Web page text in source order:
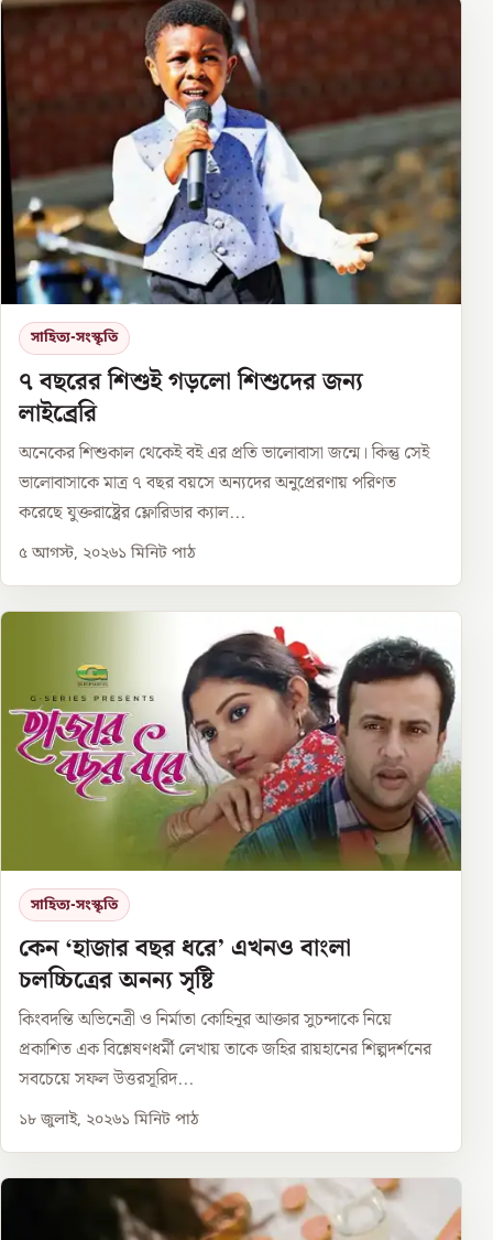
সাহিত্য-সংস্কৃতি
৭ বছরের শিশুই গড়লো শিশুদের জন্য
লাইব্রেরি
অনেকের শিশুকাল থেকেই বই এর প্রতি ভালোবাসা জন্মে। কিন্তু সেই
ভালোবাসাকে মাত্র ৭ বছর বয়সে অন্যদের অনুপ্রেরণায় পরিণত
করেছে যুক্তরাষ্ট্রের ফ্লোরিডার ক্যাল...
৫ আগস্ট, ২০২৬১ মিনিট পাঠ
সাহিত্য-সংস্কৃতি
কেন ‘হাজার বছর ধরে’ এখনও বাংলা
চলচ্চিত্রের অনন্য সৃষ্টি
কিংবদন্তি অভিনেত্রী ও নির্মাতা কোহিনূর আক্তার সুচন্দাকে নিয়ে
প্রকাশিত এক বিশ্লেষণধর্মী লেখায় তাকে জহির রায়হানের শিল্পদর্শনের
সবচেয়ে সফল উত্তরসূরিদ...
১৮ জুলাই, ২০২৬১ মিনিট পাঠ